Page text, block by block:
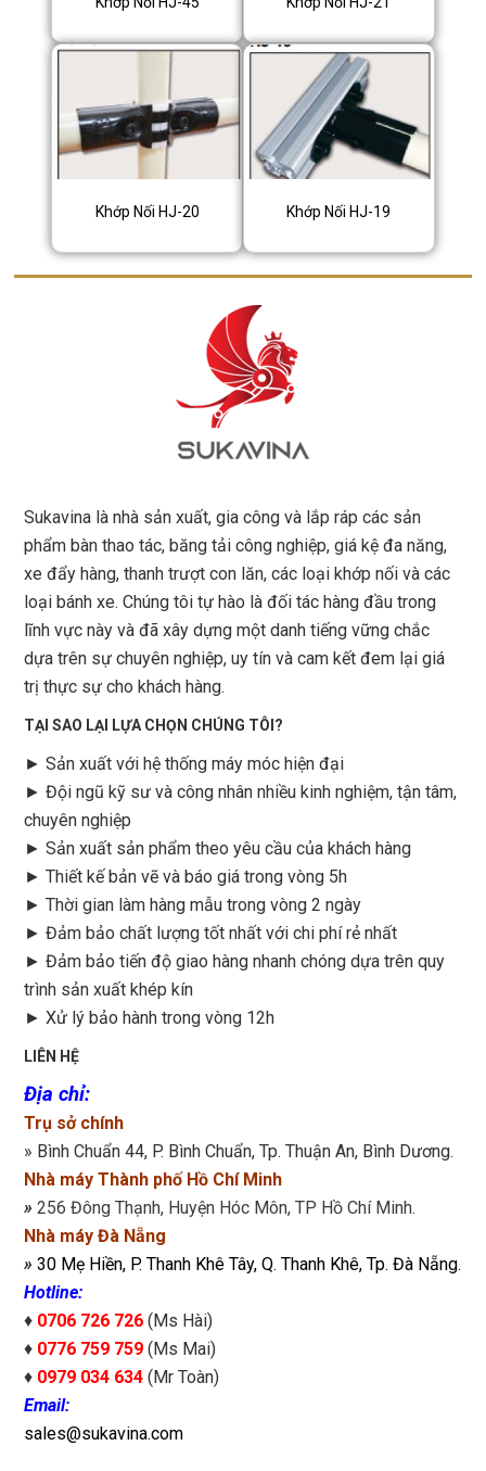
Khớp Nối HJ-20 Khớp Nối HJ-19
Sukavina là nhà sản xuất, gia công và lắp ráp các sản
phẩm bàn thao tác, băng tải công nghiệp, giá kệ đa năng,
xe đẩy hàng, thanh trượt con lăn, các loại khớp nối và các
loại bánh xe. Chúng tôi tự hào là đối tác hàng đầu trong
lĩnh vực này và đã xây dựng một danh tiếng vững chắc
dựa trên sự chuyên nghiệp, uy tín và cam kết đem lại giá
trị thực sự cho khách hàng.
TẠI SAO LẠI LỰA CHỌN CHÚNG TÔI?
► Sản xuất với hệ thống máy móc hiện đại
► Đội ngũ kỹ sư và công nhân nhiều kinh nghiệm, tận tâm,
chuyên nghiệp
► Sản xuất sản phẩm theo yêu cầu của khách hàng
► Thiết kế bản vẽ và báo giá trong vòng 5h
► Thời gian làm hàng mẫu trong vòng 2 ngày
► Đảm bảo chất lượng tốt nhất với chi phí rẻ nhất
► Đảm bảo tiến độ giao hàng nhanh chóng dựa trên quy
trình sản xuất khép kín
► Xử lý bảo hành trong vòng 12h
LIÊN HỆ
Địa chỉ:
Trụ sở chính
» Bình Chuẩn 44, P. Bình Chuẩn, Tp. Thuận An, Bình Dương.
Nhà máy Thành phố Hồ Chí Minh
» 256 Đông Thạnh, Huyện Hóc Môn, TP Hồ Chí Minh.
Nhà máy Đà Nẵng
» 30 Mẹ Hiền, P. Thanh Khê Tây, Q. Thanh Khê, Tp. Đà Nẵng.
Hotline:
♦ 0706 726 726(Ms Hài)
♦ 0776 759 759(Ms Mai)
♦ 0979 034 634 (Mr Toàn)
Email:
sales@sukavina.com